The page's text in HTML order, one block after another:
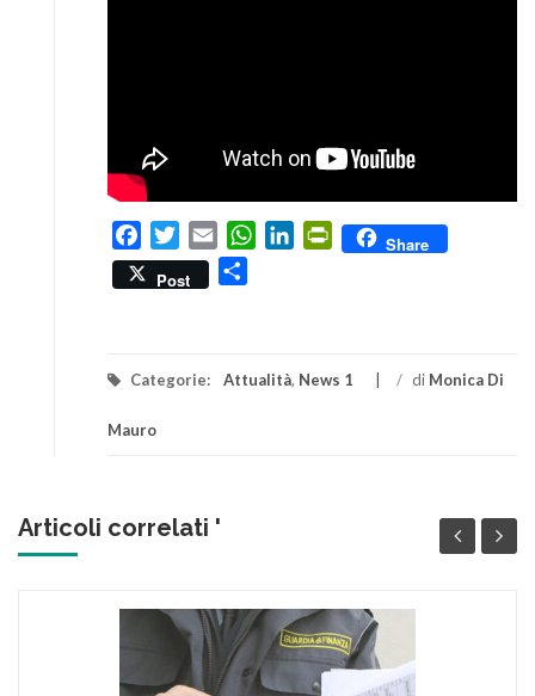
FacebookTwitterEmail WhatsApp
LinkedInPrintFriendly
Share
Post
Categorie: Attualità, News 1 / di Monica Di
Mauro
Articoli correlati '